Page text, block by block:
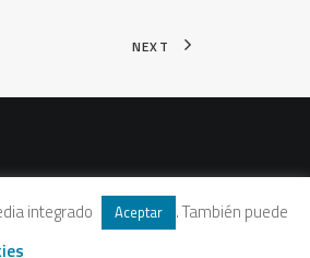
NEXT
integrado Aceptar . También puede